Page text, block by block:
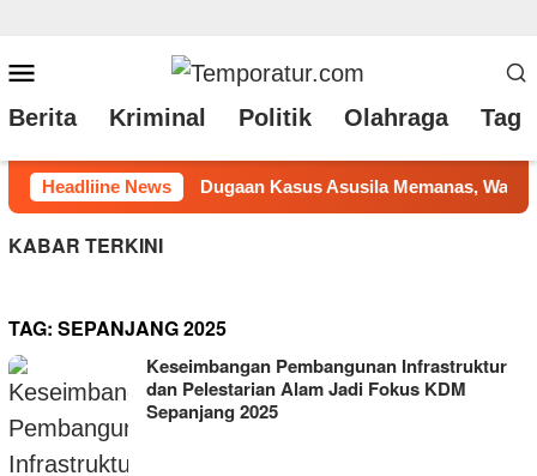
ke
konten
Mobile
Berita Kriminal Politik Olahraga Tag
Headliine News
Warga Desak Kades Batang-Batang Daya Buka
KABAR TERKINI
TAG: SEPANJANG 2025
Keseimbangan Pembangunan Infrastruktur
dan Pelestarian Alam Jadi Fokus KDM
Sepanjang 2025